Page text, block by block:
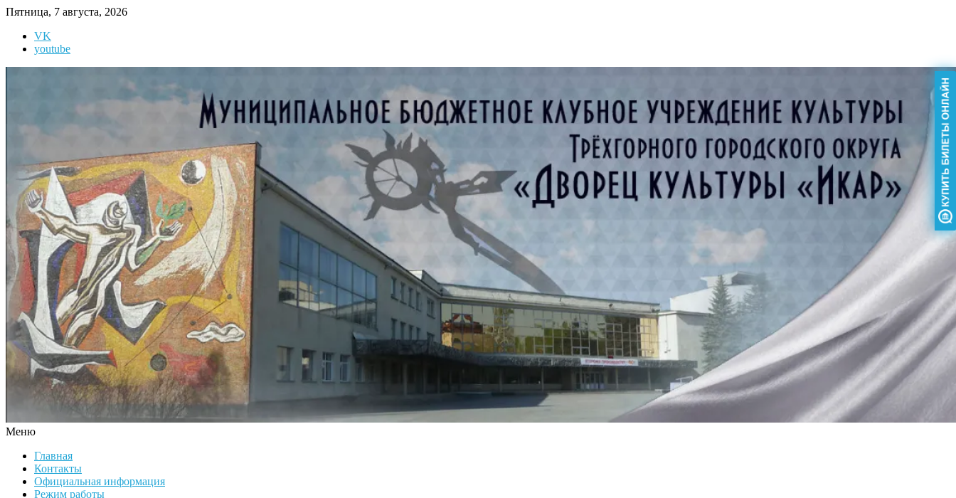
Перейти
содержимому
Пятница, 7 августа, 2026
VK
youtube
ИКАР
Меню
Главная
Контакты
Официальная информация
Режим работы